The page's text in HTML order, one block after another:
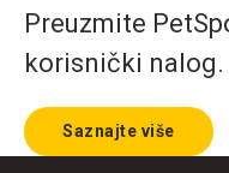
Preuzmite
korisnički nalog.
Saznajte više